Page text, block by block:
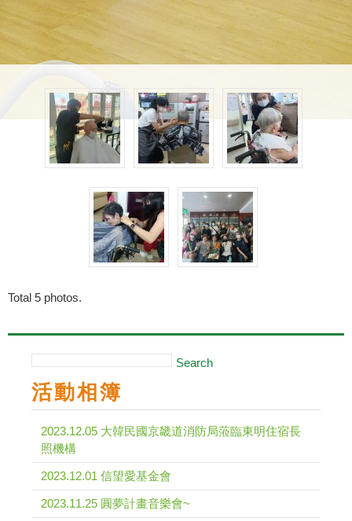
Total 5 photos.
Search
活動相簿
2023.12.05 大韓民國京畿道消防局蒞臨東明住宿長
照機構
2023.12.01 信望愛基金會
2023.11.25 圓夢計畫音樂會~